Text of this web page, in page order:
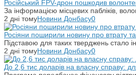
Російський FPV-дрон пошкодив
За інформацією місцевих пабліків,
2 дні томуНовини Донбасу0
Росіяни поширили новину про втрату
Підставою для таких тверджень стало
2 дні томуНовини Донбасу0
До 2,6 тис доларів на власну справу: